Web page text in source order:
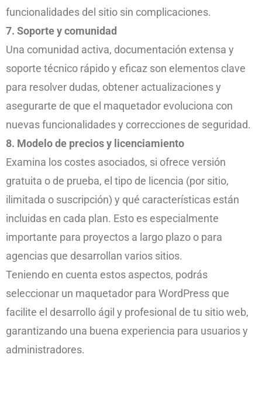
funcionalidades del sitio sin complicaciones.
7. Soporte y comunidad
Una comunidad activa, documentación extensa y
soporte técnico rápido y eficaz son elementos clave
para resolver dudas, obtener actualizaciones y
asegurarte de que el maquetador evoluciona con
nuevas funcionalidades y correcciones de seguridad.
8. Modelo de precios y licenciamiento
Examina los costes asociados, si ofrece versión
gratuita o de prueba, el tipo de licencia (por sitio,
ilimitada o suscripción) y qué características están
incluidas en cada plan. Esto es especialmente
importante para proyectos a largo plazo o para
agencias que desarrollan varios sitios.
Teniendo en cuenta estos aspectos, podrás
seleccionar un maquetador para WordPress que
facilite el desarrollo ágil y profesional de tu sitio web,
garantizando una buena experiencia para usuarios y
administradores.